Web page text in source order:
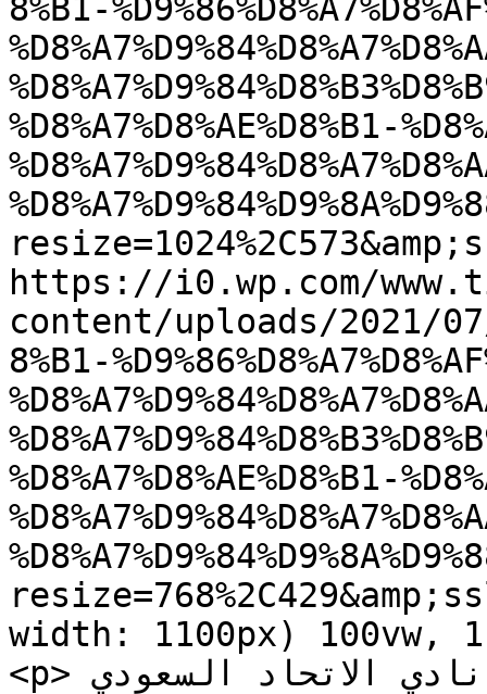
8%B1-
%D8%A7%D8%AE%D8%B1-
https://i0.wp.com/
content/uploads/2021/07/
8%B1-
%D8%A7%D8%AE%D8%B1-
width: 1100px) 100vw,
<p>نقدم لكم نشرة اخر اخبار نادي الاتحاد السعودي